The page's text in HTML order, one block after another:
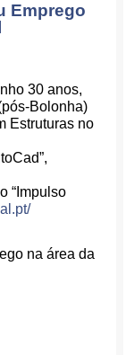
Emprego
30 anos,
Bolonha)
Estruturas no
“Impulso
na área da